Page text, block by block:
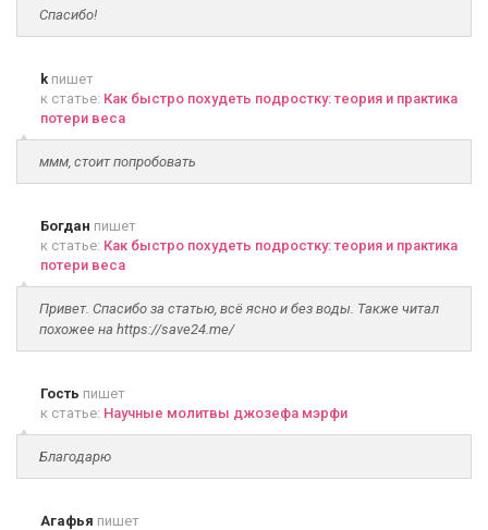
Спасибо!
k пишет
к статье: Как быстро похудеть подростку: теория и практика
потери веса
ммм, стоит попробовать
Богдан пишет
к статье: Как быстро похудеть подростку: теория и практика
потери веса
Привет. Спасибо за статью, всё ясно и без воды. Также читал
похожее на https://save24.me/
Гость пишет
к статье: Научные молитвы джозефа мэрфи
Благодарю
Агафья пишет